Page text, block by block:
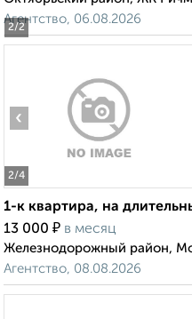
2/2
Агентство, 06.08.2026
2/4
‹
1-к квартира, на
13 000 ₽ в месяц
Железнодорожный район,
Агентство, 08.08.2026